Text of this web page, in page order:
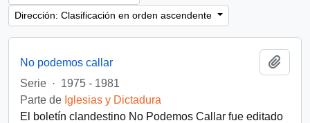
Dirección: Clasificación en orden ascendente
No podemos callar
Serie · 1975 - 1981
Parte de Iglesias y Dictadura
El boletín clandestino No Podemos Callar fue editado